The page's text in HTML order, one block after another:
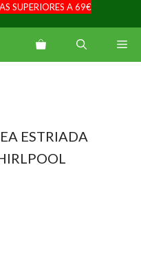
SUPERIORES A 69€
ESTRIADA